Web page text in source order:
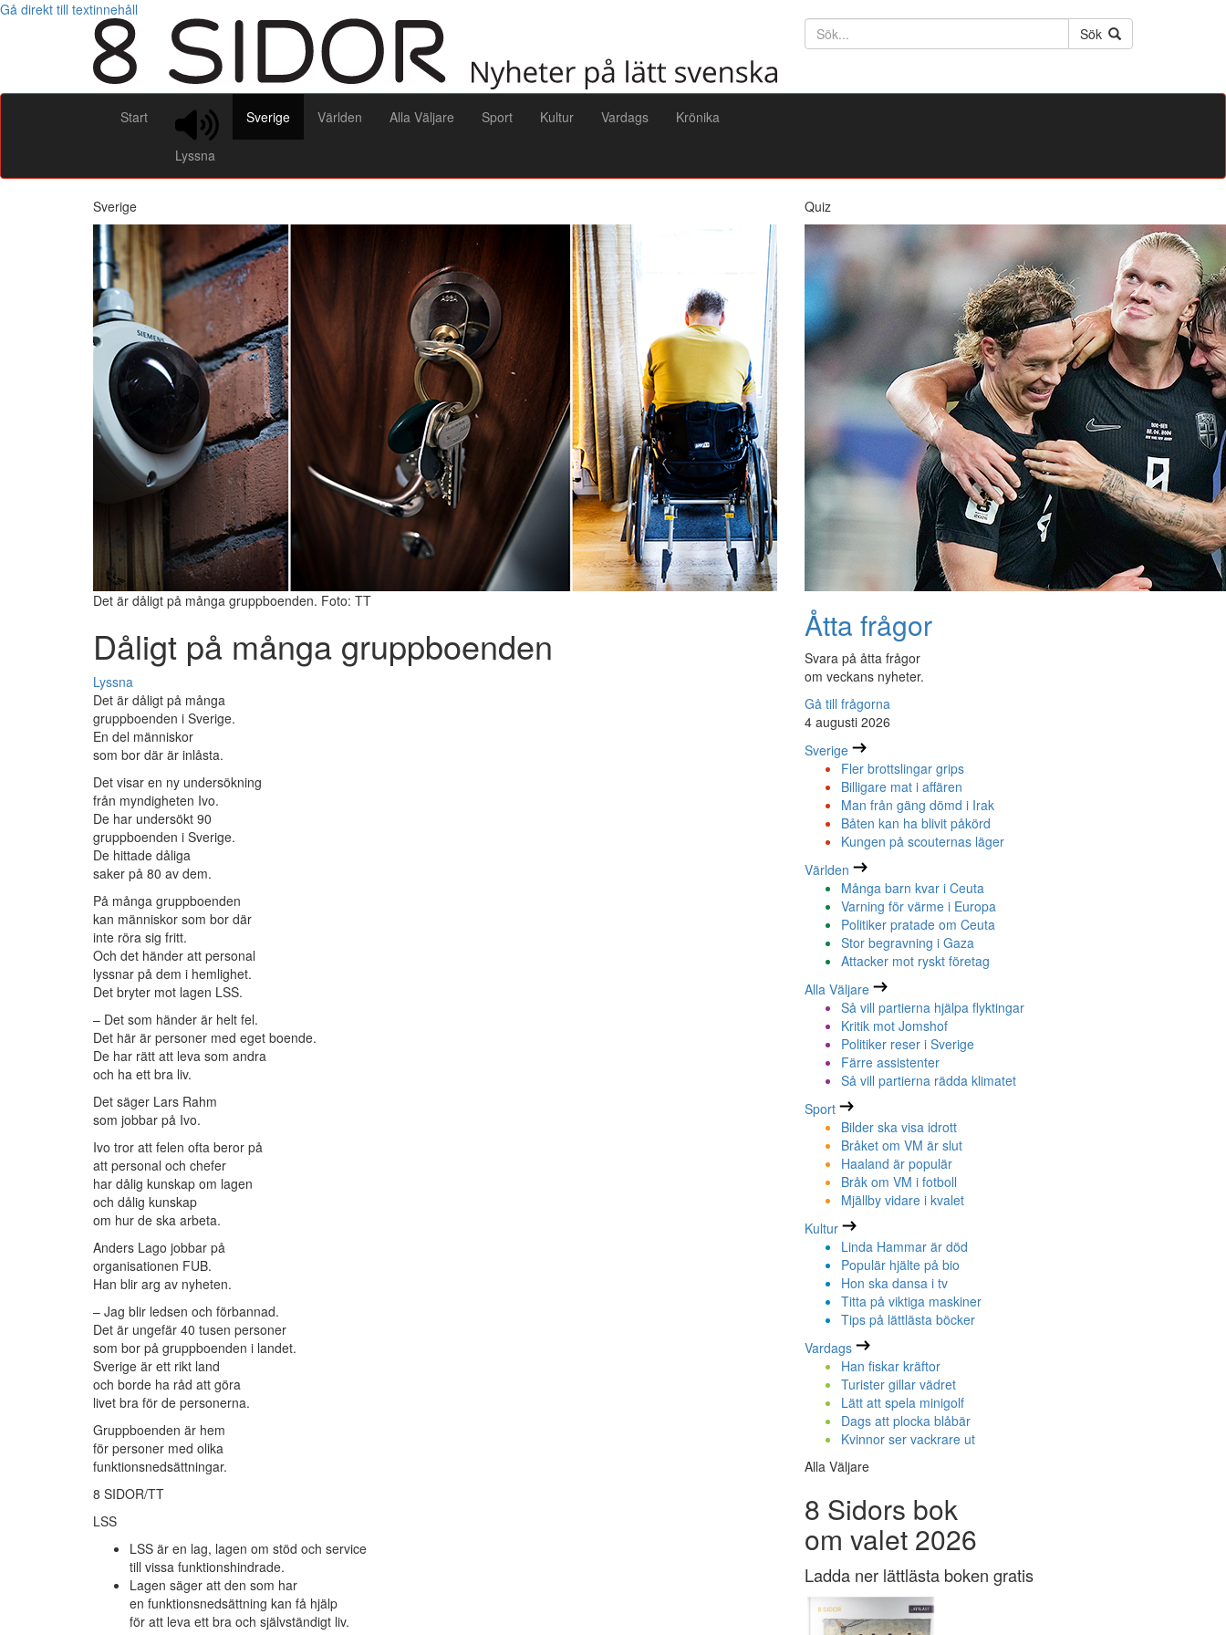
Gå direkt till textinnehåll
Söktext
Sök
Start
Lyssna
Sverige Världen Alla Väljare Sport Kultur Vardags Krönika
Sverige
Det är dåligt på många gruppboenden. Foto: TT
Dåligt på många gruppboenden
Lyssna
Det är dåligt på många
gruppboenden i Sverige.
En del människor
som bor där är inlåsta.
Det visar en ny undersökning
från myndigheten Ivo.
De har undersökt 90
gruppboenden i Sverige.
De hittade dåliga
saker på 80 av dem.
På många gruppboenden
kan människor som bor där
inte röra sig fritt.
Och det händer att personal
lyssnar på dem i hemlighet.
Det bryter mot lagen LSS.
– Det som händer är helt fel.
Det här är personer med eget boende.
De har rätt att leva som andra
och ha ett bra liv.
Det säger Lars Rahm
som jobbar på Ivo.
Ivo tror att felen ofta beror på
att personal och chefer
har dålig kunskap om lagen
och dålig kunskap
om hur de ska arbeta.
Anders Lago jobbar på
organisationen FUB.
Han blir arg av nyheten.
– Jag blir ledsen och förbannad.
Det är ungefär 40 tusen personer
som bor på gruppboenden i landet.
Sverige är ett rikt land
och borde ha råd att göra
livet bra för de personerna.
Gruppboenden är hem
för personer med olika
funktionsnedsättningar.
8 SIDOR/TT
LSS
LSS är en lag, lagen om stöd och service
till vissa funktionshindrade.
Lagen säger att den som har
en funktionsnedsättning kan få hjälp
för att leva ett bra och självständigt liv.
Quiz
Åtta frågor
Svara på åtta frågor
om veckans nyheter.
Gå till frågorna
4 augusti 2026
Sverige
Fler brottslingar grips
Billigare mat i affären
Man från gäng dömd i Irak
Båten kan ha blivit påkörd
Kungen på scouternas läger
Världen
Många barn kvar i Ceuta
Varning för värme i Europa
Politiker pratade om Ceuta
Stor begravning i Gaza
Attacker mot ryskt företag
Alla Väljare
Så vill partierna hjälpa flyktingar
Kritik mot Jomshof
Politiker reser i Sverige
Färre assistenter
Så vill partierna rädda klimatet
Sport
Bilder ska visa idrott
Bråket om VM är slut
Haaland är populär
Bråk om VM i fotboll
Mjällby vidare i kvalet
Kultur
Linda Hammar är död
Populär hjälte på bio
Hon ska dansa i tv
Titta på viktiga maskiner
Tips på lättlästa böcker
Vardags
Han fiskar kräftor
Turister gillar vädret
Lätt att spela minigolf
Dags att plocka blåbär
Kvinnor ser vackrare ut
Alla Väljare
8 Sidors bok
om valet 2026
Ladda ner lättlästa boken gratis